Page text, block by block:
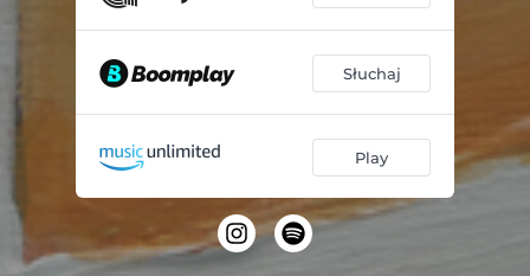
Słuchaj
Play